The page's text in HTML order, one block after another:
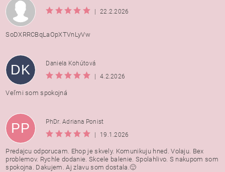
22.2.2026
SoDXRRCBqLaOpXTVnLyVw
DK
Daniela Kohútová
4.2.2026
Veľmi som spokojná
PP
PhDr. Adriana Ponist
19.1.2026
Predajcu odporucam. Ehop je skvely. Komunikuju hned. Volaju. Bex
problemov. Rychle dodanie. Skcele balenie. Spolahlivo. S nakupom som
spokojna. Dakujem. Aj zlavu som dostala.🙂